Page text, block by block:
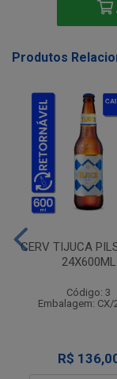
Produtos
CERV TIJUCA
24X600ML
Código: 3
Embalagem: CX/
R$